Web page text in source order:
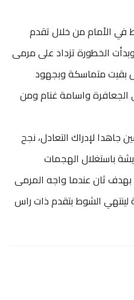
في الأمام من خلال تقدم
الخطورة تزداد على مرمى
بقيت متماسكة وبجهود
واسامة غنام ومن
لإدراك التعادل، نجح
باستغلال الهجمات
بهدف ثان عندما واجه المرمى
الشوط بتقدم ذات راس